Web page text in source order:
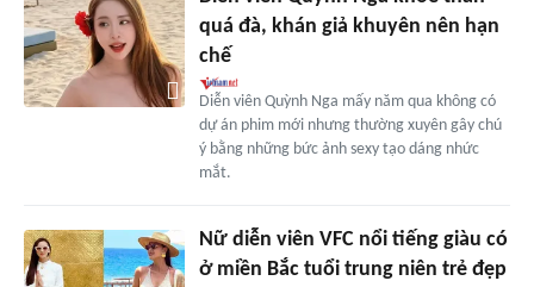
quá đà, khán giả khuyên nên hạn
chế
Diễn viên Quỳnh Nga mấy năm qua không có
dự án phim mới nhưng thường xuyên gây chú
ý bằng những bức ảnh sexy tạo dáng nhức
mắt.
Nữ diễn viên VFC nổi tiếng giàu có
ở miền Bắc tuổi trung niên trẻ đẹp